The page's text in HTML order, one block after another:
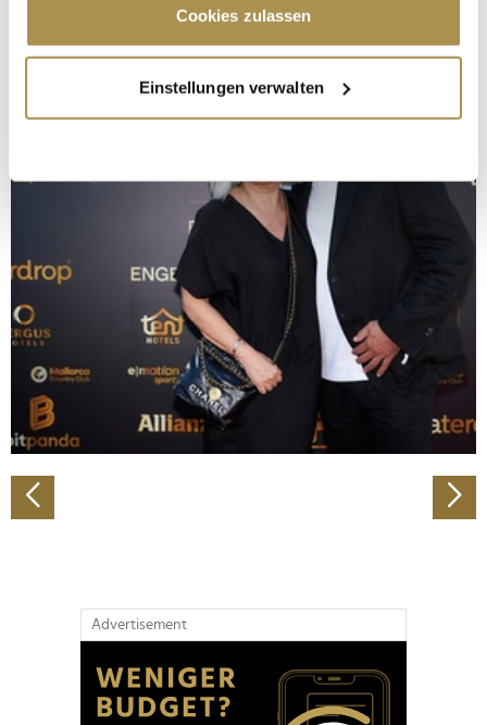
Trigger Symbol ändern oder widerrufen
Informationen über Ihre geografische Lage
erfassen, welche bis auf einige Meter genau sein
bestimmten Merkmalen (Fingerprinting) identifizieren
Erfahren Sie mehr darüber, wie Ihre persönlichen Daten
verarbeitet werden, und legen Sie Ihre Präferenzen im
Abschnitt Einzelheiten
Wir verwenden Cookies, um Inhalte und Anzeigen zu
personalisieren, Funktionen für soziale Medien anbieten
zu können und die Zugriffe auf unsere Website zu
analysieren. Außerdem geben wir Informationen zu Ihrer
Verwendung unserer Website an unsere Partner für
Partner führen diese Informationen möglicherweise mit
weiteren Daten zusammen, die Sie ihnen bereitgestellt
Cookies zulassen
Einstellungen verwalten
Advertisement